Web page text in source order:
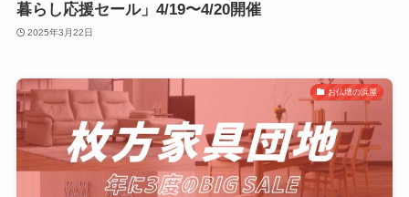
暮らし応援セール」4/19〜4/20開催
2025年3月22日
お仏壇の浜屋